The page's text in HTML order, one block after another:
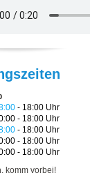
- 18:00 Uhr
- 18:00 Uhr
- 18:00 Uhr
- 18:00 Uhr
- 18:00 Uhr
komm vorbei!